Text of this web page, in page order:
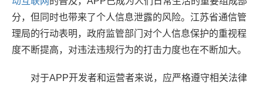
分，但同时也带来了个人信息泄露的风险。江苏省通信管
理局的行动表明，政府监管部门对个人信息保护的重视程
度不断提高，对违法违规行为的打击力度也在不断加大。
对于APP开发者和运营者来说，应严格遵守相关法律